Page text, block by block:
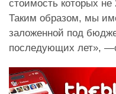
стоимость которых
Таким образом, мы
заложенной под
последующих лет»,